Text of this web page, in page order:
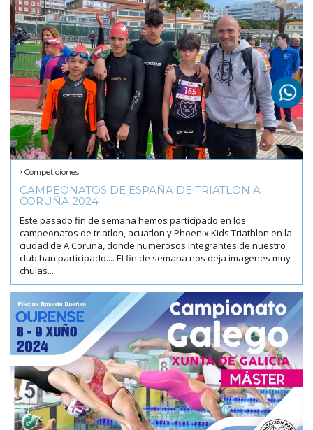
Competiciones
CAMPEONATOS DE ESPAÑA DE TRIATLON A
CORUÑA 2024
Este pasado fin de semana hemos participado en los
campeonatos de triatlon, acuatlon y Phoenix Kids Triathlon en la
ciudad de A Coruña, donde numerosos integrantes de nuestro
club han participado.... El fin de semana nos deja imagenes muy
chulas...